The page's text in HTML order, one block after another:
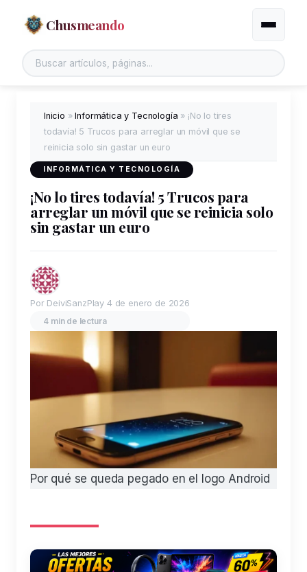
Chusmeando
Buscar en el sitio
Alternar
Inicio »Informática y Tecnología » ¡No lo tires
todavía! 5 Trucos para arreglar un móvil que se
reinicia solo sin gastar un euro
INFORMÁTICA Y TECNOLOGÍA
¡No lo tires todavía! 5 Trucos para
arreglar un móvil que se reinicia solo
sin gastar un euro
Por DeiviSanzPlay 4 de enero de 2026
4 min de lectura
Por qué se queda pegado en el logo Android